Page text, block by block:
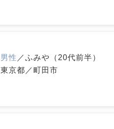
男性 ／ふみや（20代前半）
東京都／町田市